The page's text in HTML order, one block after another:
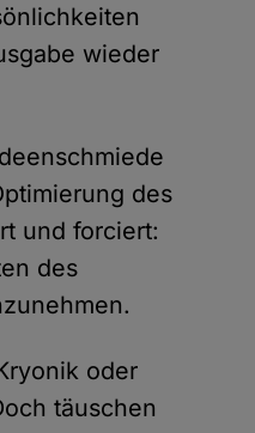
wieder
des
und forciert:
des
oder
täuschen